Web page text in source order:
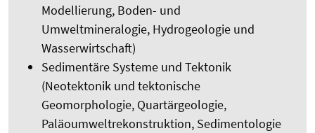
Modellierung, Boden- und
Umweltmineralogie, Hydrogeologie und
Wasserwirtschaft)
Sedimentäre Systeme und Tektonik
(Neotektonik und tektonische
Geomorphologie, Quartärgeologie,
Paläoumweltrekonstruktion, Sedimentologie